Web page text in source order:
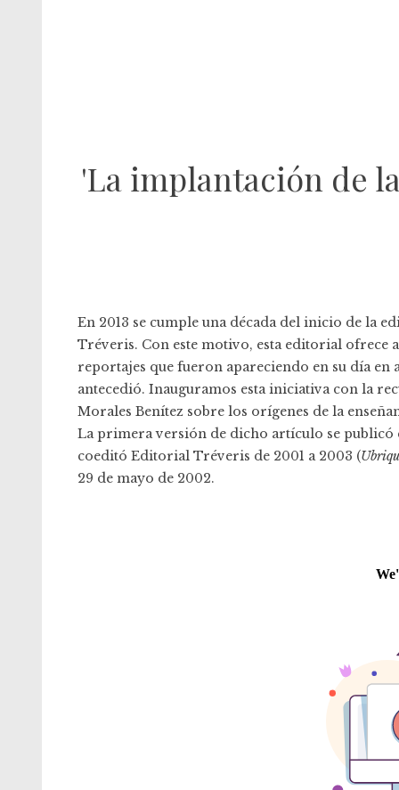
'La implantación de
En 2013 se cumple una década del inicio de la
Tréveris. Con este motivo, esta editorial ofrece
reportajes que fueron apareciendo en su día en
antecedió. Inauguramos esta iniciativa con la
Morales Benítez sobre los orígenes de la
La primera versión de dicho artículo se publicó
coeditó Editorial Tréveris de 2001 a 2003 (
29 de mayo de 2002.